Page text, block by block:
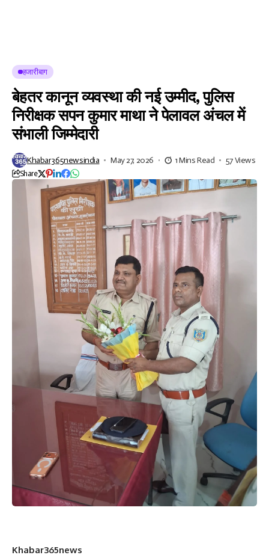
हजारीबाग
बेहतर कानून व्यवस्था की नई उम्मीद, पुलिस
निरीक्षक सपन कुमार माथा ने पेलावल अंचल में
संभाली जिम्मेदारी
Khabar365newsindia May 27, 2026 1 Mins Read 57 Views
Share
Khabar365news